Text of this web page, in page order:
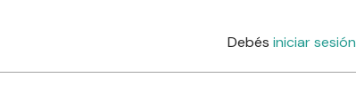
Debés iniciar sesión